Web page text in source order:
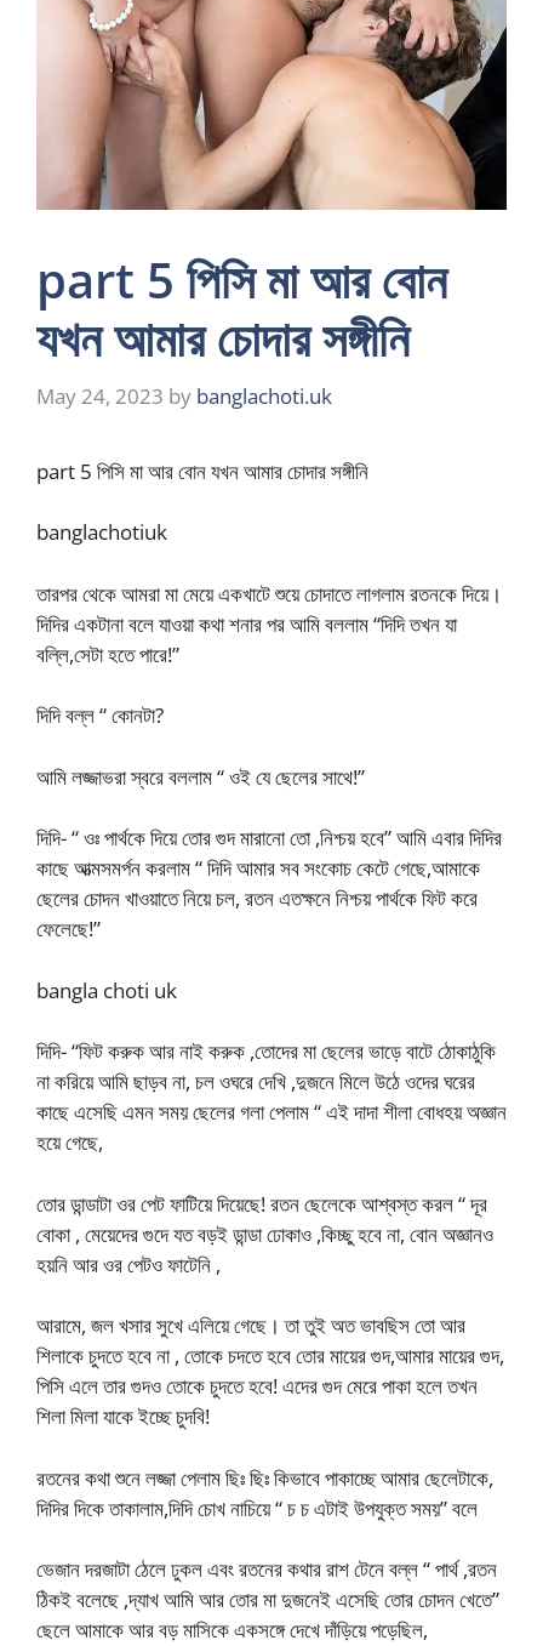
part 5 পিসি মা আর বোন
যখন আমার চোদার সঙ্গীনি
May 24, 2023 by banglachoti.uk
part 5 পিসি মা আর বোন যখন আমার চোদার সঙ্গীনি
banglachotiuk
তারপর থেকে আমরা মা মেয়ে একখাটে শুয়ে চোদাতে লাগলাম রতনকে দিয়ে।
দিদির একটানা বলে যাওয়া কথা শনার পর আমি বললাম “দিদি তখন যা
বল্লি,সেটা হতে পারে!”
দিদি বল্ল “ কোনটা?
আমি লজ্জাভরা স্বরে বললাম “ ওই যে ছেলের সাথে!”
দিদি- “ ওঃ পার্থকে দিয়ে তোর গুদ মারানো তো ,নিশ্চয় হবে” আমি এবার দিদির
কাছে আত্মসমর্পন করলাম “ দিদি আমার সব সংকোচ কেটে গেছে,আমাকে
ছেলের চোদন খাওয়াতে নিয়ে চল, রতন এতক্ষনে নিশ্চয় পার্থকে ফিট করে
ফেলেছে!”
bangla choti uk
দিদি- “ফিট করুক আর নাই করুক ,তোদের মা ছেলের ভাড়ে বাটে ঠোকাঠুকি
না করিয়ে আমি ছাড়ব না, চল ওঘরে দেখি ,দুজনে মিলে উঠে ওদের ঘরের
কাছে এসেছি এমন সময় ছেলের গলা পেলাম “ এই দাদা শীলা বোধহয় অজ্ঞান
হয়ে গেছে,
তোর ডান্ডাটা ওর পেট ফাটিয়ে দিয়েছে! রতন ছেলেকে আশ্বস্ত করল “ দূর
বোকা , মেয়েদের গুদে যত বড়ই ডান্ডা ঢোকাও ,কিচ্ছু হবে না, বোন অজ্ঞানও
হয়নি আর ওর পেটও ফাটেনি ,
আরামে, জল খসার সুখে এলিয়ে গেছে। তা তুই অত ভাবছিস তো আর
শিলাকে চুদতে হবে না , তোকে চদতে হবে তোর মায়ের গুদ,আমার মায়ের গুদ,
পিসি এলে তার গুদও তোকে চুদতে হবে! এদের গুদ মেরে পাকা হলে তখন
শিলা মিলা যাকে ইচ্ছে চুদবি!
রতনের কথা শুনে লজ্জা পেলাম ছিঃ ছিঃ কিভাবে পাকাচ্ছে আমার ছেলেটাকে,
দিদির দিকে তাকালাম,দিদি চোখ নাচিয়ে “ চ চ এটাই উপযুক্ত সময়” বলে
ভেজান দরজাটা ঠেলে ঢুকল এবং রতনের কথার রাশ টেনে বল্ল “ পার্থ ,রতন
ঠিকই বলেছে ,দ্যাখ আমি আর তোর মা দুজনেই এসেছি তোর চোদন খেতে”
ছেলে আমাকে আর বড় মাসিকে একসঙ্গে দেখে দাঁড়িয়ে পড়েছিল,